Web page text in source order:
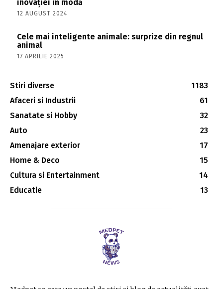
inovației în modă
12 AUGUST 2024
Cele mai inteligente animale: surprize din regnul
animal
17 APRILIE 2025
Stiri diverse
1183
Afaceri si Industrii
61
Sanatate si Hobby
32
Auto
23
Amenajare exterior
17
Home & Deco
15
Cultura si Entertainment
14
Educatie
13